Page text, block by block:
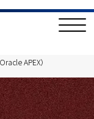
T
o
N
a
v
i
APEX）